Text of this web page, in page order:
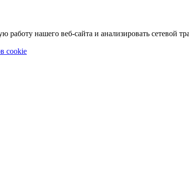
нашего веб-сайта и анализировать сетевой
cookie